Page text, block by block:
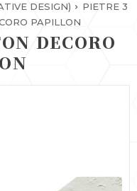
DESIGN)
PIETRE 3
PAPILLON
DECORO